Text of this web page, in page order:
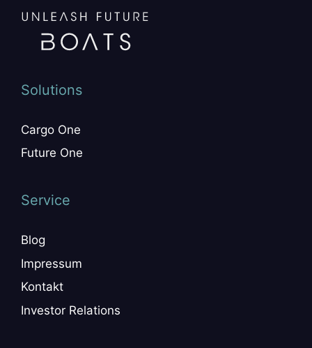
Solutions
Cargo One
Future One
Service
Blog
Impressum
Kontakt
Investor Relations